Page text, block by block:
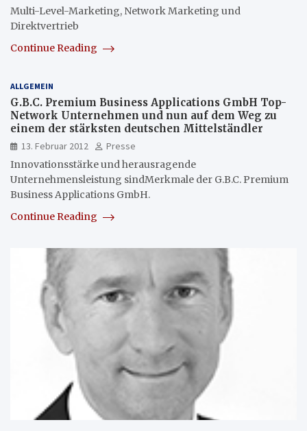
Multi-Level-Marketing, Network Marketing und
Direktvertrieb
Continue Reading
ALLGEMEIN
G.B.C. Premium Business Applications GmbH Top-
Network Unternehmen und nun auf dem Weg zu
einem der stärksten deutschen Mittelständler
13. Februar 2012
Presse
Innovationsstärke und herausragende
Unternehmensleistung sindMerkmale der G.B.C. Premium
Business Applications GmbH.
Continue Reading